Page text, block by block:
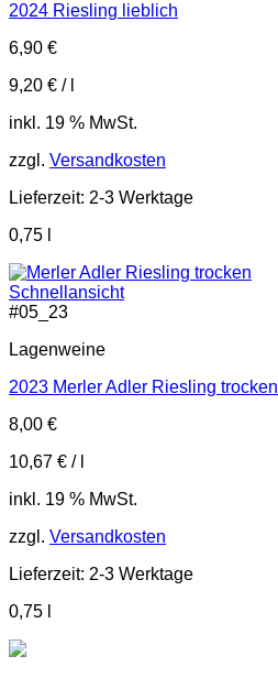
2024 Riesling lieblich
6,90 €
9,20 € /
inkl. 19 % MwSt.
zzgl. Versandkosten
Lieferzeit: 2-3 Werktage
0,75
Schnellansicht
#05_23
Lagenweine
2023 Merler Adler Riesling trocken
8,00 €
10,67 € /
inkl. 19 % MwSt.
zzgl. Versandkosten
Lieferzeit: 2-3 Werktage
0,75